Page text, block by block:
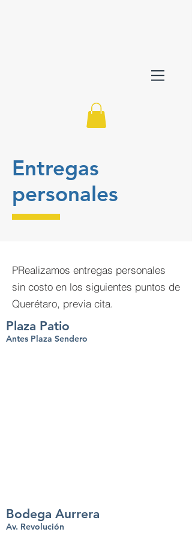
Entregas
personales
PRealizamos entregas personales
sin costo en los siguientes puntos de
Querétaro, previa cita.
Plaza Patio
Antes Plaza Sendero
Bodega Aurrera
Av. Revolución